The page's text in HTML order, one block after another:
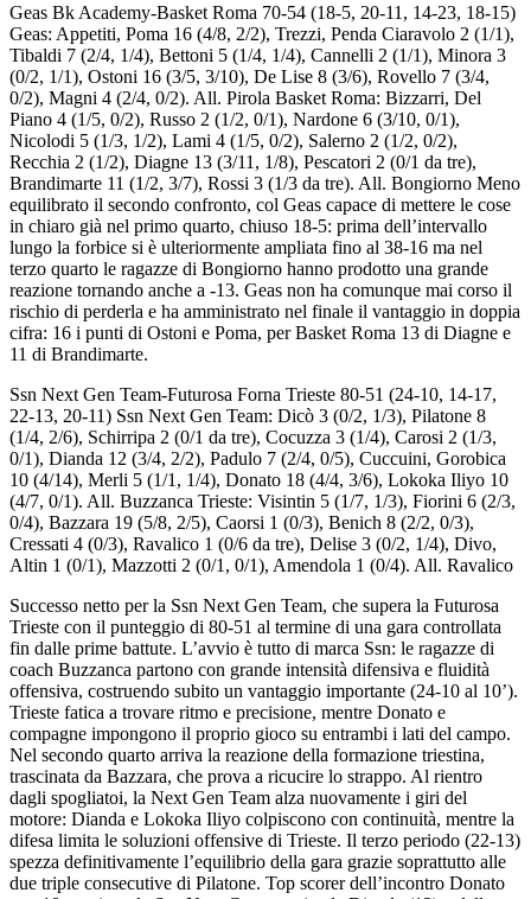
Geas Bk Academy-Basket Roma 70-54 (18-5, 20-11, 14-23, 18-15)
Geas: Appetiti, Poma 16 (4/8, 2/2), Trezzi, Penda Ciaravolo 2 (1/1),
Tibaldi 7 (2/4, 1/4), Bettoni 5 (1/4, 1/4), Cannelli 2 (1/1), Minora 3
(0/2, 1/1), Ostoni 16 (3/5, 3/10), De Lise 8 (3/6), Rovello 7 (3/4,
0/2), Magni 4 (2/4, 0/2). All. Pirola Basket Roma: Bizzarri, Del
Piano 4 (1/5, 0/2), Russo 2 (1/2, 0/1), Nardone 6 (3/10, 0/1),
Nicolodi 5 (1/3, 1/2), Lami 4 (1/5, 0/2), Salerno 2 (1/2, 0/2),
Recchia 2 (1/2), Diagne 13 (3/11, 1/8), Pescatori 2 (0/1 da tre),
Brandimarte 11 (1/2, 3/7), Rossi 3 (1/3 da tre). All. Bongiorno Meno
equilibrato il secondo confronto, col Geas capace di mettere le cose
in chiaro già nel primo quarto, chiuso 18-5: prima dell’intervallo
lungo la forbice si è ulteriormente ampliata fino al 38-16 ma nel
terzo quarto le ragazze di Bongiorno hanno prodotto una grande
reazione tornando anche a -13. Geas non ha comunque mai corso il
rischio di perderla e ha amministrato nel finale il vantaggio in doppia
cifra: 16 i punti di Ostoni e Poma, per Basket Roma 13 di Diagne e
11 di Brandimarte.
Ssn Next Gen Team-Futurosa Forna Trieste 80-51 (24-10, 14-17,
22-13, 20-11) Ssn Next Gen Team: Dicò 3 (0/2, 1/3), Pilatone 8
(1/4, 2/6), Schirripa 2 (0/1 da tre), Cocuzza 3 (1/4), Carosi 2 (1/3,
0/1), Dianda 12 (3/4, 2/2), Padulo 7 (2/4, 0/5), Cuccuini, Gorobica
10 (4/14), Merli 5 (1/1, 1/4), Donato 18 (4/4, 3/6), Lokoka Iliyo 10
(4/7, 0/1). All. Buzzanca Trieste: Visintin 5 (1/7, 1/3), Fiorini 6 (2/3,
0/4), Bazzara 19 (5/8, 2/5), Caorsi 1 (0/3), Benich 8 (2/2, 0/3),
Cressati 4 (0/3), Ravalico 1 (0/6 da tre), Delise 3 (0/2, 1/4), Divo,
Altin 1 (0/1), Mazzotti 2 (0/1, 0/1), Amendola 1 (0/4). All. Ravalico
Successo netto per la Ssn Next Gen Team, che supera la Futurosa
Trieste con il punteggio di 80-51 al termine di una gara controllata
fin dalle prime battute. L’avvio è tutto di marca Ssn: le ragazze di
coach Buzzanca partono con grande intensità difensiva e fluidità
offensiva, costruendo subito un vantaggio importante (24-10 al 10’).
Trieste fatica a trovare ritmo e precisione, mentre Donato e
compagne impongono il proprio gioco su entrambi i lati del campo.
Nel secondo quarto arriva la reazione della formazione triestina,
trascinata da Bazzara, che prova a ricucire lo strappo. Al rientro
dagli spogliatoi, la Next Gen Team alza nuovamente i giri del
motore: Dianda e Lokoka Iliyo colpiscono con continuità, mentre la
difesa limita le soluzioni offensive di Trieste. Il terzo periodo (22-13)
spezza definitivamente l’equilibrio della gara grazie soprattutto alle
due triple consecutive di Pilatone. Top scorer dell’incontro Donato